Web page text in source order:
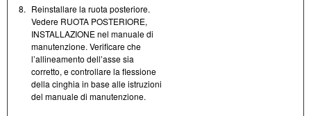
8. Reinstallare la ruota posteriore.
Vedere RUOTA POSTERIORE,
INSTALLAZIONE nel manuale di
manutenzione. Verificare che
l’allineamento dell’asse sia
corretto, e controllare la flessione
della cinghia in base alle istruzioni
del manuale di manutenzione.